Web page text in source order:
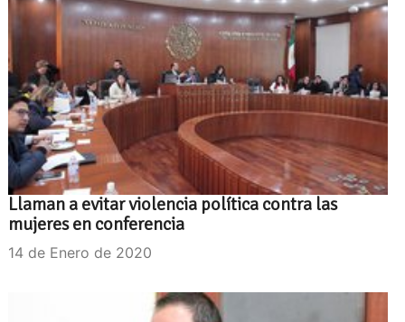
Llaman a evitar violencia política contra las
mujeres en conferencia
14 de Enero de 2020